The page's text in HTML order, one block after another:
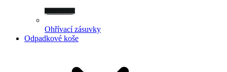
Ohřívací zásuvky
Odpadkové koše